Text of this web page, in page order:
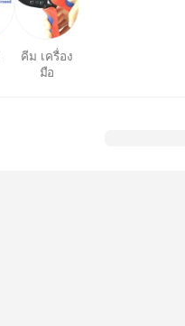
คีม เครื่อง
มือ